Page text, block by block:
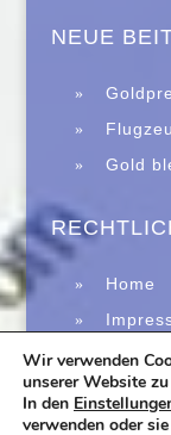
NEUE
Hoffnung
Gold
verstärkt
Home
Wir verwenden
unserer Website
In den
verwenden oder